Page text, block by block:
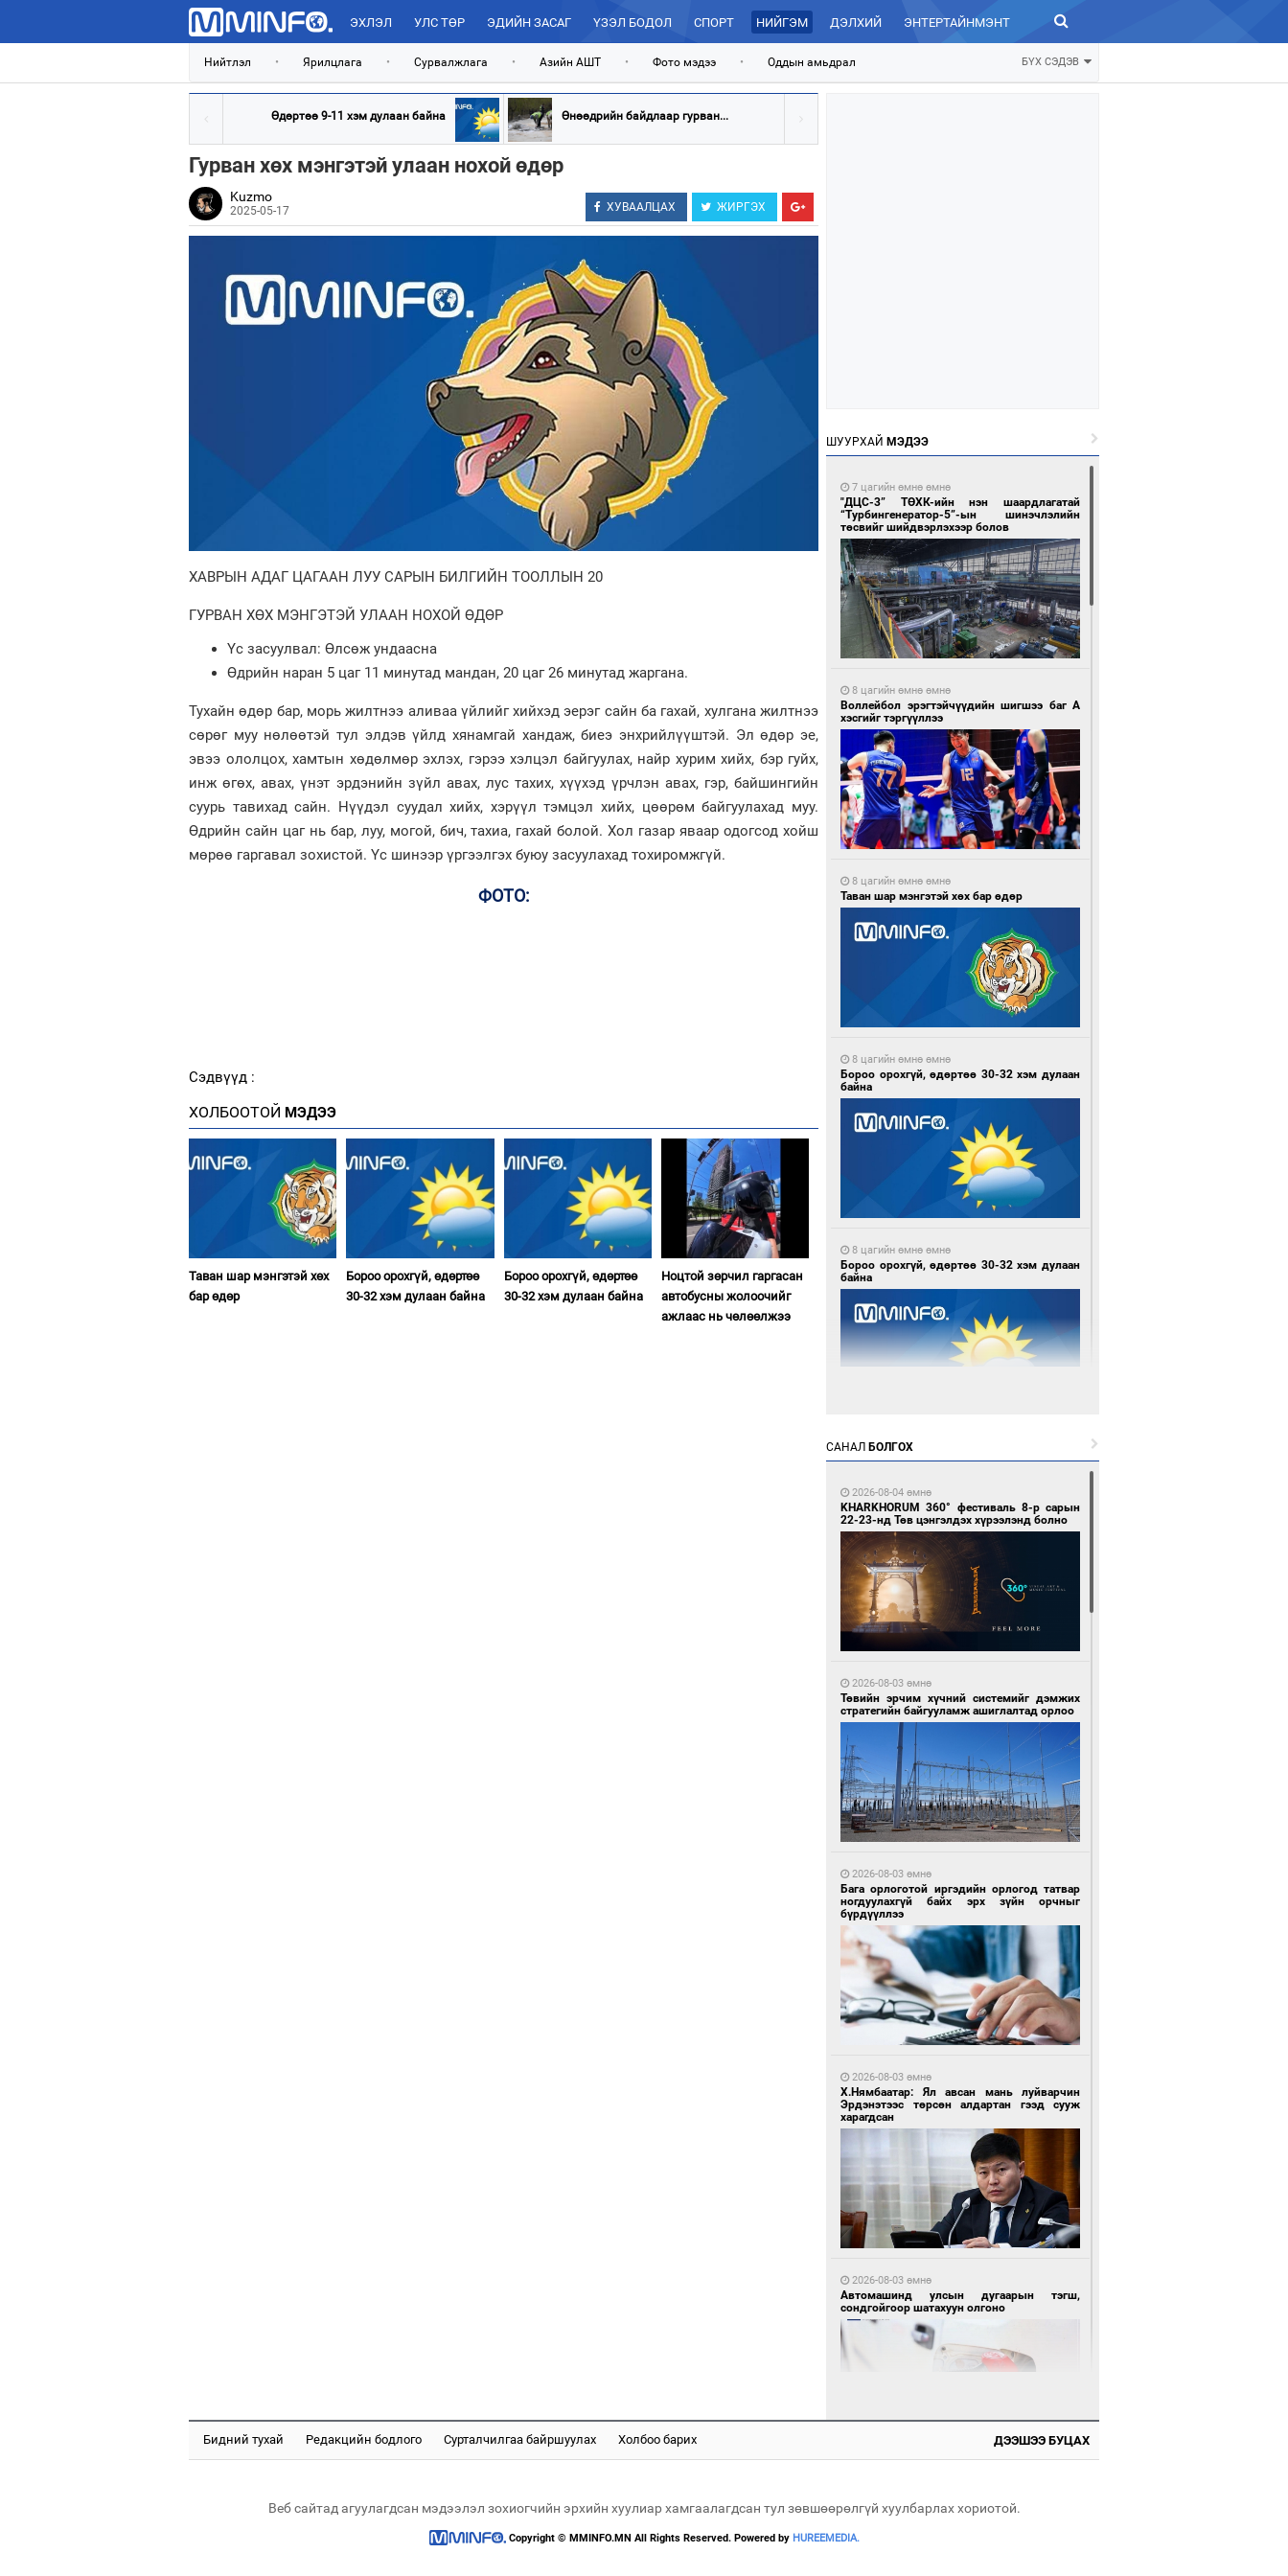
ЭХЛЭЛ УЛС ТӨР ЭДИЙН ЗАСАГ ҮЗЭЛ БОДОЛ СПОРТ НИЙГЭМ ДЭЛХИЙ ЭНТЕРТАЙНМЭНТ ЗУРХАЙ
Нийтлэл • Ярилцлага • Сурвалжлага • Азийн АШТ • Фото мэдээ • Оддын амьдрал БҮХ СЭДЭВ
Өдөртөө 9-11 хэм дулаан байна Өнөөдрийн байдлаар гурван...
Гурван хөх мэнгэтэй улаан нохой өдөр
Kuzmo
2025-05-17 ХУВААЛЦАХ ЖИРГЭХ
ХАВРЫН АДАГ ЦАГААН ЛУУ САРЫН БИЛГИЙН ТООЛЛЫН 20
ГУРВАН ХӨХ МЭНГЭТЭЙ УЛААН НОХОЙ ӨДӨР
Үс засуулвал: Өлсөж ундаасна
Өдрийн наран 5 цаг 11 минутад мандан, 20 цаг 26 минутад жаргана.
Тухайн өдөр бар, морь жилтнээ аливаа үйлийг хийхэд эерэг сайн ба гахай, хулгана жилтнээ
сөрөг муу нөлөөтэй тул элдэв үйлд хянамгай хандаж, биеэ энхрийлүүштэй. Эл өдөр эе,
эвээ ололцох, хамтын хөдөлмөр эхлэх, гэрээ хэлцэл байгуулах, найр хурим хийх, бэр гуйх,
инж өгөх, авах, үнэт эрдэнийн зүйл авах, лус тахих, хүүхэд үрчлэн авах, гэр, байшингийн
суурь тавихад сайн. Нүүдэл суудал хийх, хэрүүл тэмцэл хийх, цөөрөм байгуулахад муу.
Өдрийн сайн цаг нь бар, луу, могой, бич, тахиа, гахай болой. Хол газар яваар одогсод хойш
мөрөө гаргавал зохистой. Үс шинээр үргээлгэх буюу засуулахад тохиромжгүй.
ФОТО:
Сэдвүүд :
ХОЛБООТОЙ МЭДЭЭ
Таван шар мэнгэтэй хөх
бар өдөр
Бороо орохгүй, өдөртөө
30-32 хэм дулаан байна
Бороо орохгүй, өдөртөө
30-32 хэм дулаан байна
Ноцтой зөрчил гаргасан
автобусны жолоочийг
ажлаас нь чөлөөлжээ
ШУУРХАЙ МЭДЭЭ
7 цагийн өмнө өмнө
"ДЦС-3” ТӨХК-ийн нэн шаардлагатай
“Турбингенератор-5”-ын шинэчлэлийн
төсвийг шийдвэрлэхээр болов
8 цагийн өмнө өмнө
Воллейбол эрэгтэйчүүдийн шигшээ баг А
хэсгийг тэргүүллээ
8 цагийн өмнө өмнө
Таван шар мэнгэтэй хөх бар өдөр
8 цагийн өмнө өмнө
Бороо орохгүй, өдөртөө 30-32 хэм дулаан
байна
8 цагийн өмнө өмнө
Бороо орохгүй, өдөртөө 30-32 хэм дулаан
байна
1 өдрийн өмнө өмнө
1 өдрийн өмнө өмнө
1 өдрийн өмнө өмнө
Ирландын алдарт Boyzone хамтлагийн
1 өдрийн өмнө өмнө
Нарны эрчим хүчээр гэрэлтдэг үйлдвэр
1 өдрийн өмнө өмнө
Монгол Улсын волейболын шигшээ баг
өнөөдөр Хятадын эсрэг тоглоно
дугаартай автомашинтай иргэдэд шатахуун
САНАЛ БОЛГОХ
2026-08-04 өмнө
KHARKHORUM 360° фестиваль 8-р сарын
22-23-нд Төв цэнгэлдэх хүрээлэнд болно
2026-08-03 өмнө
Төвийн эрчим хүчний системийг дэмжих
стратегийн байгууламж ашиглалтад орлоо
2026-08-03 өмнө
Бага орлоготой иргэдийн орлогод татвар
ногдуулахгүй байх эрх зүйн орчныг
бүрдүүллээ
2026-08-03 өмнө
Х.Нямбаатар: Ял авсан мань луйварчин
Эрдэнэтээс төрсөн алдартан гээд сууж
харагдсан
2026-08-03 өмнө
Автомашинд улсын дугаарын тэгш,
сондгойгоор шатахуун олгоно
Бидний тухай Редакцийн бодлого Сурталчилгаа байршуулах Холбоо барих ДЭЭШЭЭ БУЦАХ
Веб сайтад агуулагдсан мэдээлэл зохиогчийн эрхийн хуулиар хамгаалагдсан тул зөвшөөрөлгүй хуулбарлах хориотой.
Copyright © MMINFO.MN All Rights Reserved. Powered by HUREEMEDIA.